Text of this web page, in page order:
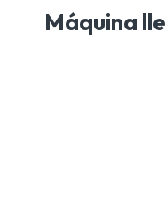
Máquina